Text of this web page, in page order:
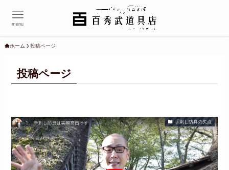
menu
ホーム 投稿ページ
投稿ページ
手刺し防具の欠点